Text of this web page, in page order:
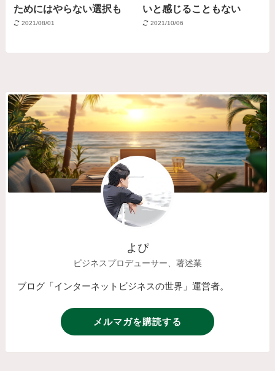
ためにはやらない選択も
2021/08/01
いと感じることもない
2021/10/06
よぴ
ビジネスプロデューサー、著述業
ブログ「インターネットビジネスの世界」運営者。
メルマガを購読する